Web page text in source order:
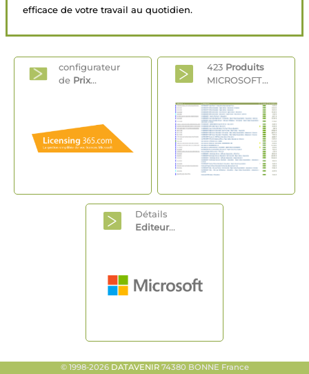
efficace de votre travail au quotidien.
configurateur
de Prix...
423 Produits
MICROSOFT...
Détails
Editeur...
© 1998-2026 DATAVENIR74380 BONNE France